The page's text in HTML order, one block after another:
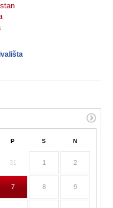
P S N
31 1 2
7 8 9